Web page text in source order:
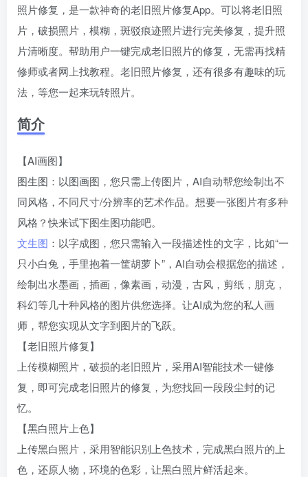
照片修复，是一款神奇的老旧照片修复App。可以将老旧照
片，破损照片，模糊，斑驳痕迹照片进行完美修复，提升照
片清晰度。帮助用户一键完成老旧照片的修复，无需再找精
修师或者网上找教程。老旧照片修复，还有很多有趣味的玩
法，等您一起来玩转照片。
简介
【AI画图】
图生图：以图画图，您只需上传图片，AI自动帮您绘制出不
同风格，不同尺寸/分辨率的艺术作品。想要一张图片有多种
风格？快来试下图生图功能吧。
文生图 ：以字成图，您只需输入一段描述性的文字，比如“一
只小白兔，手里抱着一筐胡萝卜”，AI自动会根据您的描述，
绘制出水墨画，插画，像素画，动漫，古风，剪纸，朋克，
科幻等几十种风格的图片供您选择。让AI成为您的私人画
师，帮您实现从文字到图片的飞跃。
【老旧照片修复】
上传模糊照片，破损的老旧照片，采用AI智能技术一键修
复，即可完成老旧照片的修复，为您找回一段段尘封的记
忆。
【黑白照片上色】
上传黑白照片，采用智能识别上色技术，完成黑白照片的上
色，还原人物，环境的色彩，让黑白照片鲜活起来。